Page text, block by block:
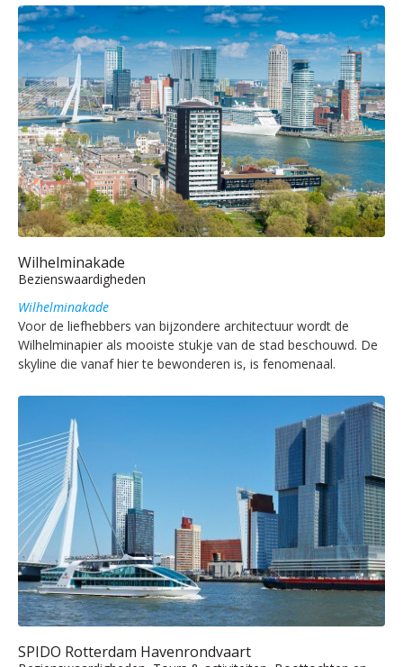
Wilhelminakade
Bezienswaardigheden
Wilhelminakade
Voor de liefhebbers van bijzondere architectuur wordt de
Wilhelminapier als mooiste stukje van de stad beschouwd. De
skyline die vanaf hier te bewonderen is, is fenomenaal.
SPIDO Rotterdam Havenrondvaart